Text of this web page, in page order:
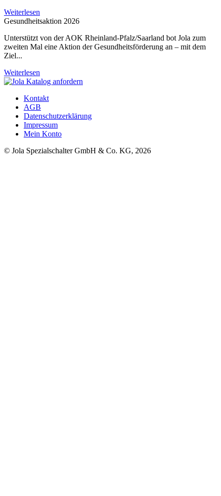
Weiterlesen
Gesundheitsaktion 2026
Unterstützt von der AOK Rheinland-Pfalz/Saarland bot Jola zum
zweiten Mal eine Aktion der Gesundheitsförderung an – mit dem
Ziel...
Weiterlesen
Kontakt
AGB
Datenschutzerklärung
Impressum
Mein Konto
© Jola Spezialschalter GmbH & Co. KG, 2026